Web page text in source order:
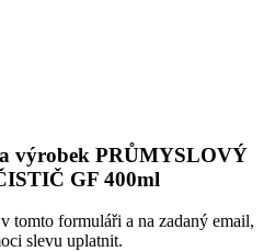
výrobek PRŮMYSLOVÝ
GF400ml
tomto formuláři a na zadaný email,
slevu uplatnit.